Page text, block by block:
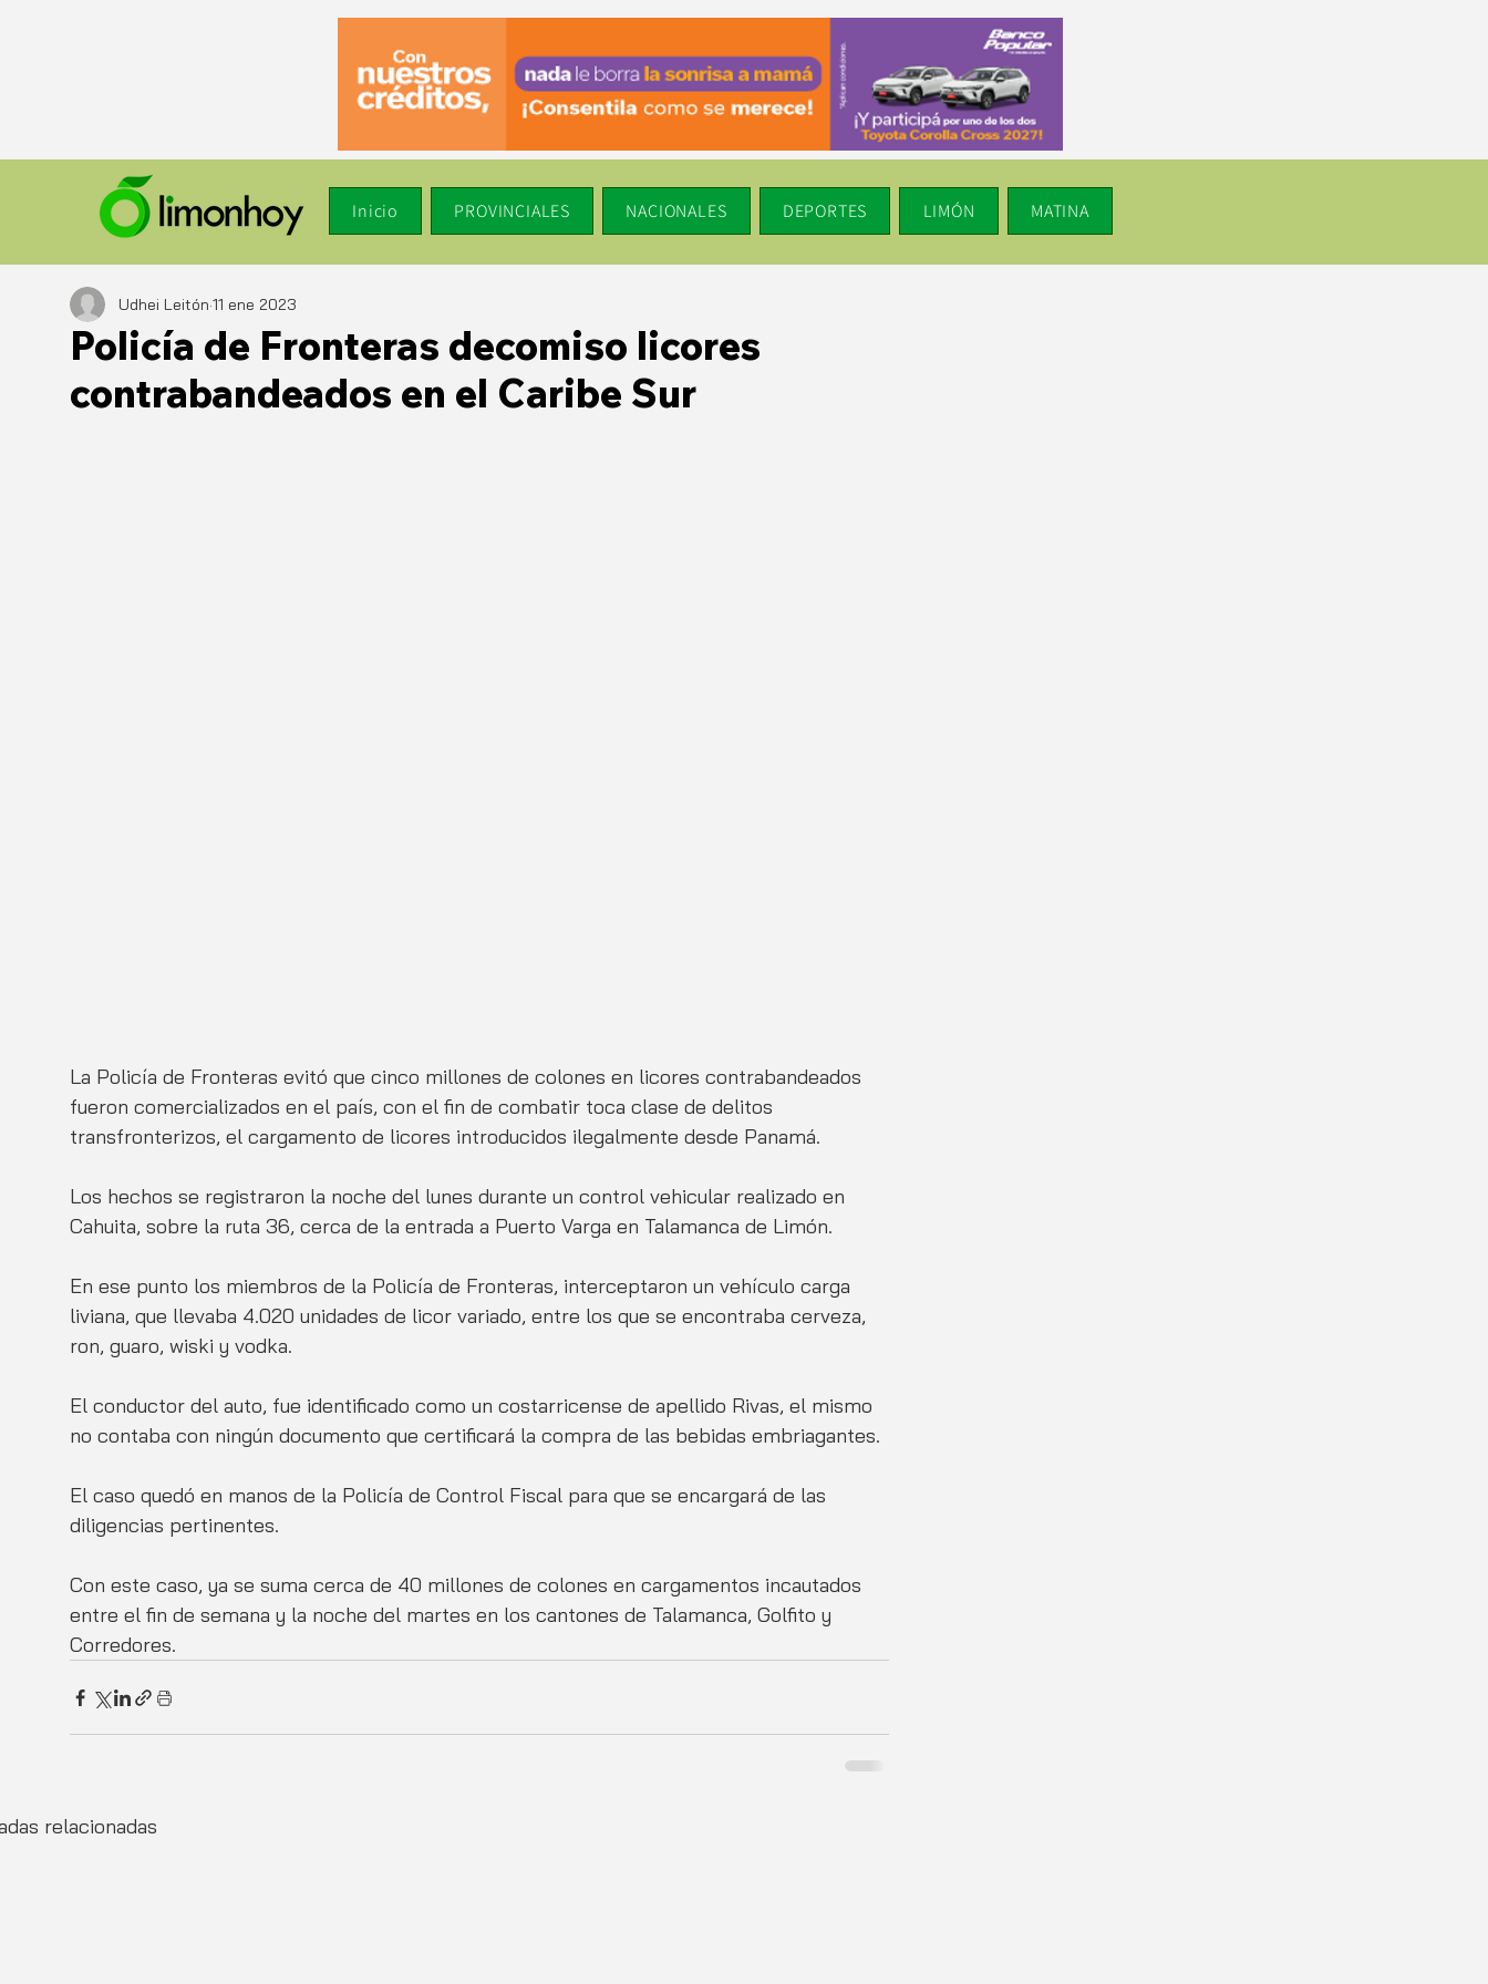
Inicio PROVINCIALES NACIONALES DEPORTES LIMÓN MATINA
Policía de Fronteras decomiso licores
contrabandeados en el Caribe Sur
Udhei Leitón 11 ene 2023
La Policía de Fronteras evitó que cinco millones de colones en licores contrabandeados
fueron comercializados en el país, con el fin de combatir toca clase de delitos
transfronterizos, el cargamento de licores introducidos ilegalmente desde Panamá.
Los hechos se registraron la noche del lunes durante un control vehicular realizado en
Cahuita, sobre la ruta 36, cerca de la entrada a Puerto Varga en Talamanca de Limón.
En ese punto los miembros de la Policía de Fronteras, interceptaron un vehículo carga
liviana, que llevaba 4.020 unidades de licor variado, entre los que se encontraba cerveza,
ron, guaro, wiski y vodka.
El conductor del auto, fue identificado como un costarricense de apellido Rivas, el mismo
no contaba con ningún documento que certificará la compra de las bebidas embriagantes.
El caso quedó en manos de la Policía de Control Fiscal para que se encargará de las
diligencias pertinentes.
Con este caso, ya se suma cerca de 40 millones de colones en cargamentos incautados
entre el fin de semana y la noche del martes en los cantones de Talamanca, Golfito y
Corredores.
relacionadas